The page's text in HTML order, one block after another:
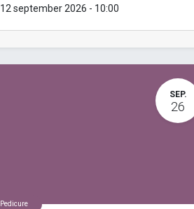
12 september 2026 - 10:00
SEP.
26
Pedicure